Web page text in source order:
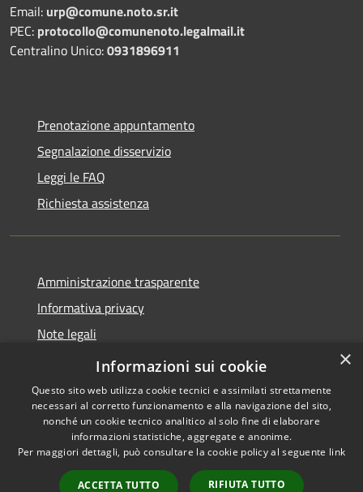
Email: urp@comune.noto.sr.it
PEC: protocollo@comunenoto.legalmail.it
Centralino Unico:0931896911
Prenotazione appuntamento
Segnalazione disservizio
Leggi le FAQ
Richiesta assistenza
Amministrazione trasparente
Informativa privacy
Note legali
Dichiarazione di accessibilità
Accessibilità
Copyright © 2026 • Città di
Noto • Powered by
Municipium•
Accesso
×
Informazioni sui cookie
Questo sito web utilizza cookie tecnici e assimilati strettamente
necessari al corretto funzionamento e alla navigazione del sito,
nonché un cookie tecnico analitico al solo fine di elaborare
informazioni statistiche, aggregate e anonime.
Per maggiori dettagli, può consultare la cookie policy al seguente link
ACCETTA TUTTO RIFIUTA TUTTO